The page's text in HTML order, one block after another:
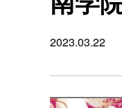
2023.03.22